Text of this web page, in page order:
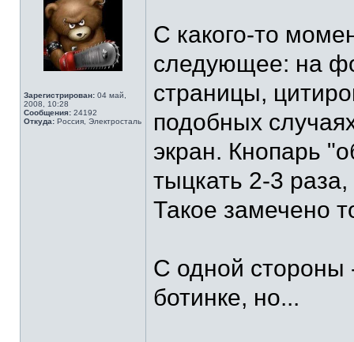
Зарегистрирован: 04 май,
2008, 10:28
Сообщения: 24192
Откуда: Россия, Электросталь
С какого-то
следующее: на
страницы,
подобных
экран. Кнопарь
тыцкать 2-3
Такое замечено
С одной стороны
ботинке, но...